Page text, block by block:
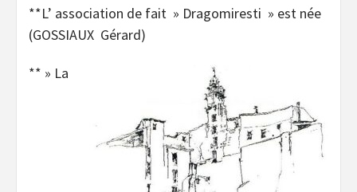
**L’ association de fait » Dragomiresti » est née
(GOSSIAUX Gérard)
** » La